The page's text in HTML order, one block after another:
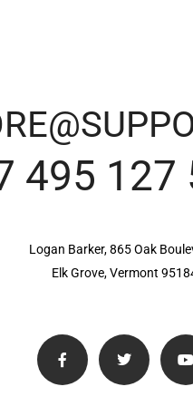
495 127
Logan Barker, 865 Oak
Elk Grove, Vermont